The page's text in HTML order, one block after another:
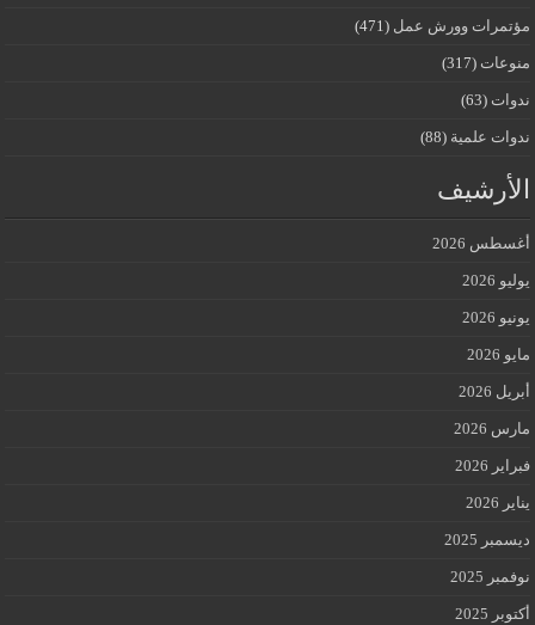
مؤتمرات وورش عمل (471)
منوعات (317)
ندوات (63)
ندوات علمية (88)
الأرشيف
أغسطس 2026
يوليو 2026
يونيو 2026
مايو 2026
أبريل 2026
مارس 2026
فبراير 2026
يناير 2026
ديسمبر 2025
نوفمبر 2025
أكتوبر 2025